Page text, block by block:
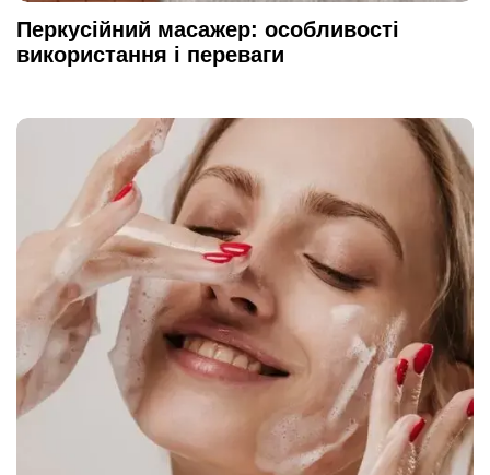
Перкусійний масажер: особливості
використання і переваги